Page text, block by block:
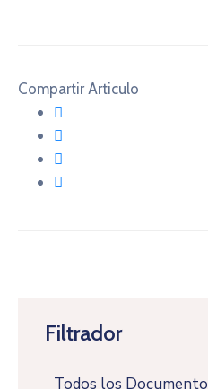
Filtrador
Todos los Documento
Compartir Articulo